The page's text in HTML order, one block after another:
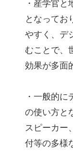
・産学官
となってお
やすく、デ
むことで、
効果が多面
・一般的
の使い方と
スピーカー
付等の多様